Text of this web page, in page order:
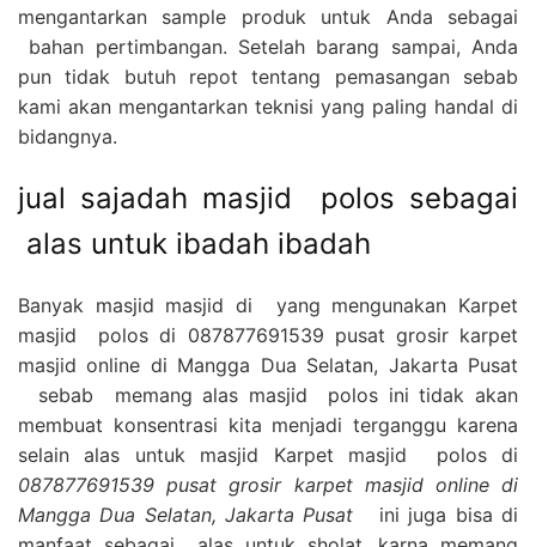
mengantarkan sample produk untuk Anda sebagai
bahan pertimbangan. Setelah barang sampai, Anda
pun tidak butuh repot tentang pemasangan sebab
kami akan mengantarkan teknisi yang paling handal di
bidangnya.
jual sajadah masjid polos sebagai
alas untuk ibadah ibadah
Banyak masjid masjid di yang mengunakan Karpet
masjid polos di 087877691539 pusat grosir karpet
masjid online di Mangga Dua Selatan, Jakarta Pusat
sebab memang alas masjid polos ini tidak akan
membuat konsentrasi kita menjadi terganggu karena
selain alas untuk masjid Karpet masjid polos di
087877691539 pusat grosir karpet masjid online di
Mangga Dua Selatan, Jakarta Pusat
ini juga bisa di